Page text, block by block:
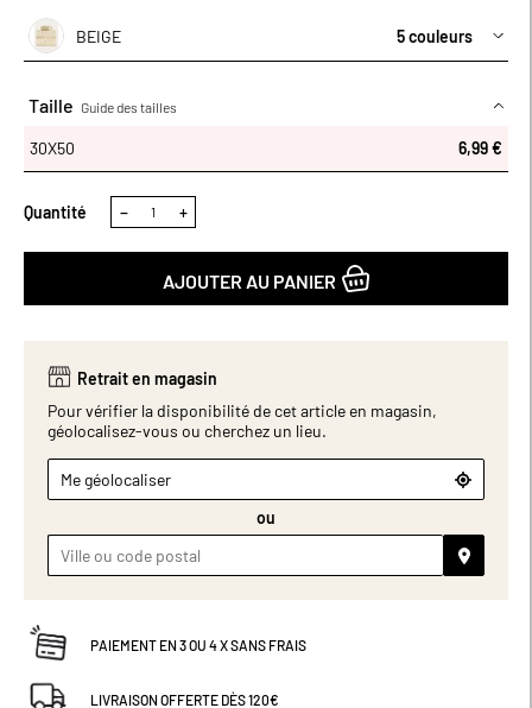
naturel. Avec sa large bordure élégante, elle apporte une touche
raffinée à votre salle de bain. Facile d’entretien, elle conserve sa
s’adapter à tous les styles et envies. Un indispensable pour un
BEIGE 5 couleurs
Taille Guide des tailles
30X50 6,99 €
Quantité − +
AJOUTER AU PANIER
Retrait en magasin
Pour vérifier la disponibilité de cet article en magasin,
géolocalisez-vous ou cherchez un lieu.
Me géolocaliser
ou
PAIEMENT EN 3 OU 4 X SANS FRAIS
LIVRAISON OFFERTE DÈS 120€